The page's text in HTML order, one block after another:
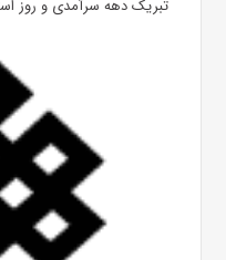
تبریک دهه سرآمدی و روز